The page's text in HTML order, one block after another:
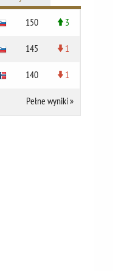
150 3
145 1
140 1
Pełne wyniki»